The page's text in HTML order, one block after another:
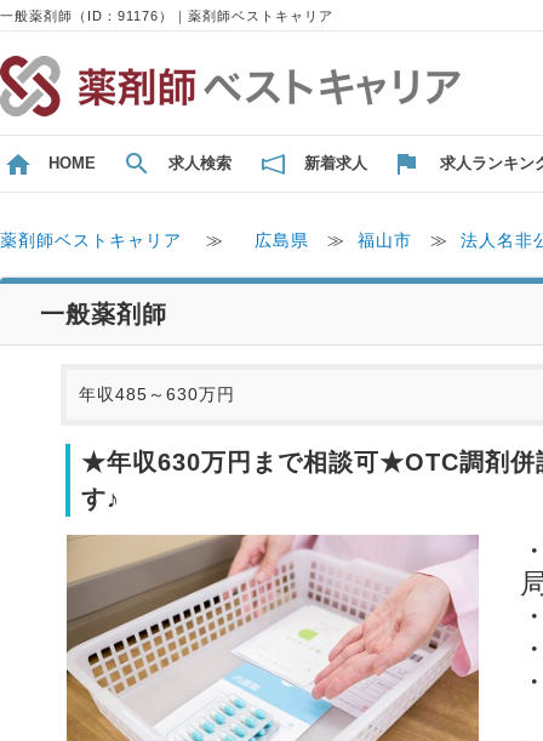
一般薬剤師（ID：91176）｜薬剤師ベストキャリア
HOME 求人検索 新着求人 求人ランキン
薬剤師ベストキャリア ≫ 広島県 ≫ 福山市 ≫ 法人名非
一般薬剤師
年収485～630万円
★年収630万円まで相談可★OTC調剤併
す♪